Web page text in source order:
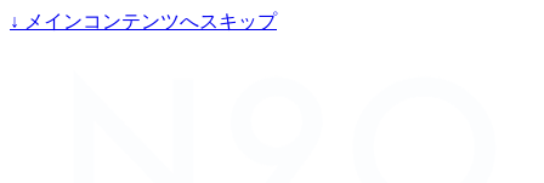
↓ メインコンテンツへスキップ